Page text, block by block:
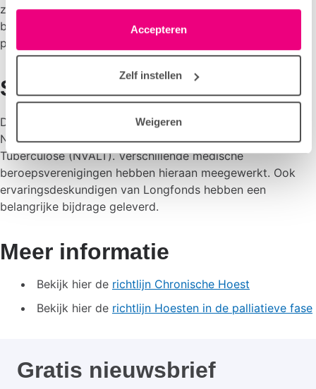
moment wijzigen of intrekken via het cookie-icoontje
linksonder elke pagina. De lijst met partners is te vinden
in het tabblad “details”.
Accepteren
Zelf instellen
Weigeren
zorgverleners in het ziekenhuis die volwassenen
behandelen met chronische hoest of hoestklachten in de
palliatieve fase.
Samenwerking
De richtlijnen zijn ontwikkeld op initiatief van de
Nederlandse Vereniging van Artsen voor Longziekten en
Tuberculose (NVALT). Verschillende medische
beroepsverenigingen hebben hieraan meegewerkt. Ook
ervaringsdeskundigen van Longfonds hebben een
belangrijke bijdrage geleverd.
Meer informatie
Bekijk hier de richtlijn Chronische Hoest
Bekijk hier de richtlijn Hoesten in de palliatieve fase
Gratis nieuwsbrief